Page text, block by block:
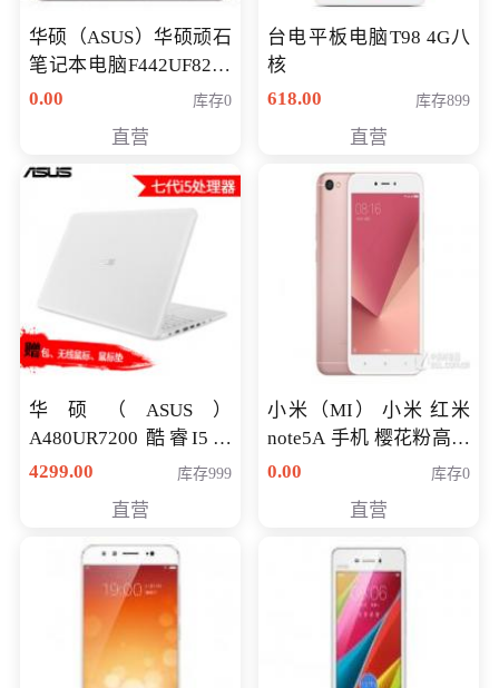
华硕（ASUS）华硕顽石
笔记本电脑F442UF8250
八代独显轻薄办公商务
0.00 库存0
直营
台电平板电脑T98 4G八
核
618.00
库存899
直营
华硕（ASUS）
A480UR7200 酷睿I5超
薄学生办公游戏独显笔
NV930-2G独
4299.00 库存999
直营
小米（MI） 小米 红米
note5A 手机 樱花粉高配
版 全网通(3G+32G)
0.00 库存0
直营